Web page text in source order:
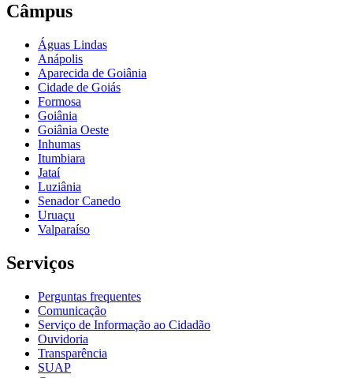
Câmpus
Águas Lindas
Anápolis
Aparecida de Goiânia
Cidade de Goiás
Formosa
Goiânia
Goiânia Oeste
Inhumas
Itumbiara
Jataí
Luziânia
Senador Canedo
Uruaçu
Valparaíso
Serviços
Perguntas frequentes
Comunicação
Serviço de Informação ao Cidadão
Ouvidoria
Transparência
SUAP